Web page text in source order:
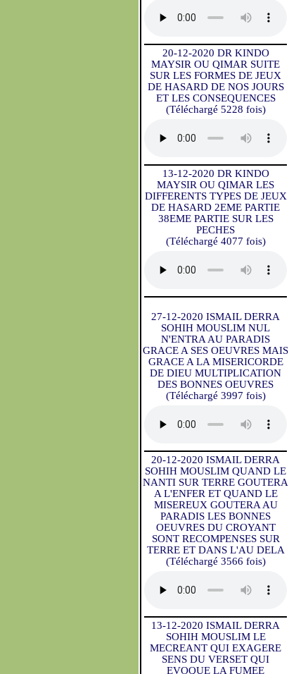
20-12-2020 DR KINDO
MAYSIR OU QIMAR SUITE
SUR LES FORMES DE JEUX
DE HASARD DE NOS JOURS
ET LES CONSEQUENCES
(Téléchargé 5228 fois)
13-12-2020 DR KINDO
MAYSIR OU QIMAR LES
DIFFERENTS TYPES DE JEUX
DE HASARD 2EME PARTIE
38EME PARTIE SUR LES
PECHES
(Téléchargé 4077 fois)
27-12-2020 ISMAIL DERRA
SOHIH MOUSLIM NUL
N'ENTRA AU PARADIS
GRACE A SES OEUVRES MAIS
GRACE A LA MISERICORDE
DE DIEU MULTIPLICATION
DES BONNES OEUVRES
(Téléchargé 3997 fois)
20-12-2020 ISMAIL DERRA
SOHIH MOUSLIM QUAND LE
NANTI SUR TERRE GOUTERA
A L'ENFER ET QUAND LE
MISEREUX GOUTERA AU
PARADIS LES BONNES
OEUVRES DU CROYANT
SONT RECOMPENSES SUR
TERRE ET DANS L'AU DELA
(Téléchargé 3566 fois)
13-12-2020 ISMAIL DERRA
SOHIH MOUSLIM LE
MECREANT QUI EXAGERE
SENS DU VERSET QUI
EVOQUE LA FUMEE